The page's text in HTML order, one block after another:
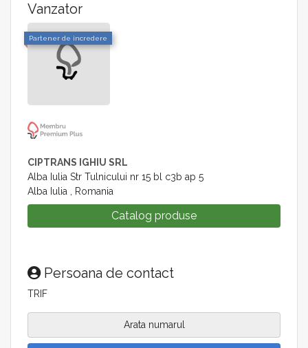
Vanzator
Partener de incredere
CIPTRANS IGHIU SRL
Alba Iulia Str Tulnicului nr 15 bl c3b ap 5
Alba Iulia , Romania
Catalog produse
Persoana de contact
TRIF
Arata numarul